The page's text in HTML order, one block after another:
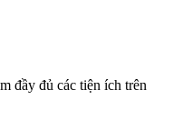
đầy đủ các tiện ích trên